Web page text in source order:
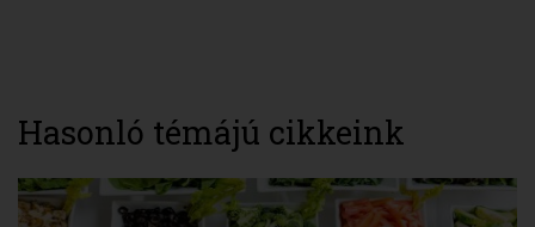
Hasonló témájú cikkeink